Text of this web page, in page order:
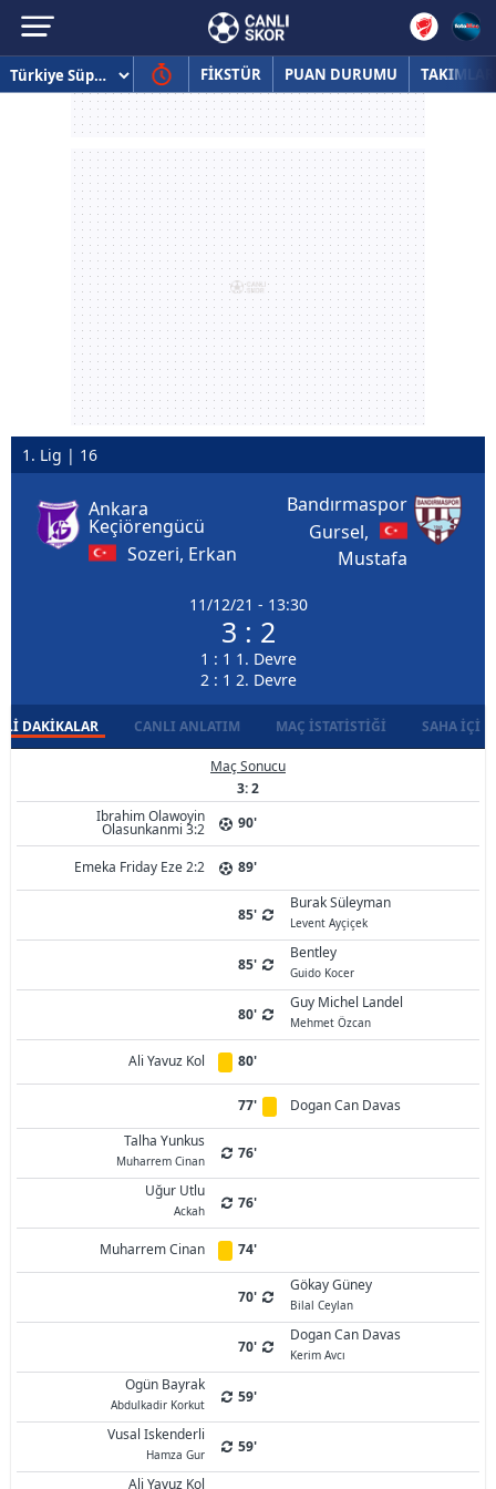
FİKSTÜR PUAN DURUMU TAKIMLAR
1. Lig | 16
Ankara
Keçiörengücü
Sozeri, Erkan
11/12/21 - 13:30
3 : 2
1 : 1 1. Devre
2 : 1 2. Devre
Bandırmaspor
Gursel,
Mustafa
DAKIKALAR CANLI ANLATIM MAÇ İSTATISTIĞI SAHA İÇI
Maç Sonucu
3: 2
Ibrahim Olawoyin
Olasunkanmi 3:2 90'
Emeka Friday Eze 2:2 89'
85'
Burak Süleyman
Levent Ayçiçek
85'
Bentley
Guido Kocer
80'
Guy Michel Landel
Mehmet Özcan
Ali Yavuz Kol 80'
77'
Dogan Can Davas
Talha Yunkus
Muharrem Cinan
76'
Uğur Utlu
Ackah 76'
Muharrem Cinan 74'
70'
Gökay Güney
Bilal Ceylan
70'
Dogan Can Davas
Kerim Avcı
Ogün Bayrak
Abdulkadir Korkut
59'
Vusal Iskenderli
Hamza Gur
59'
Ali Yavuz Kol